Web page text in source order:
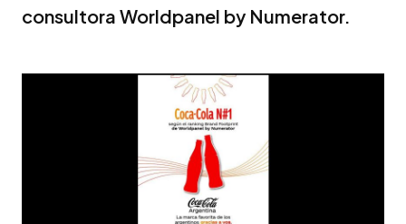
consultora Worldpanel by Numerator.